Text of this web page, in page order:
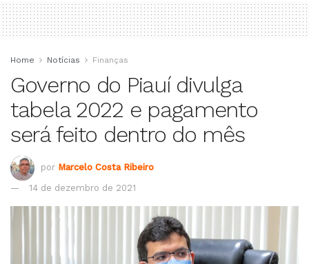
Home Notícias Finanças
Governo do Piauí divulga
tabela 2022 e pagamento
será feito dentro do mês
por Marcelo Costa Ribeiro
14 de dezembro de 2021